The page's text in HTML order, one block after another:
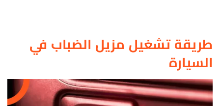
طريقة تشغيل مزيل الضباب في
السيارة